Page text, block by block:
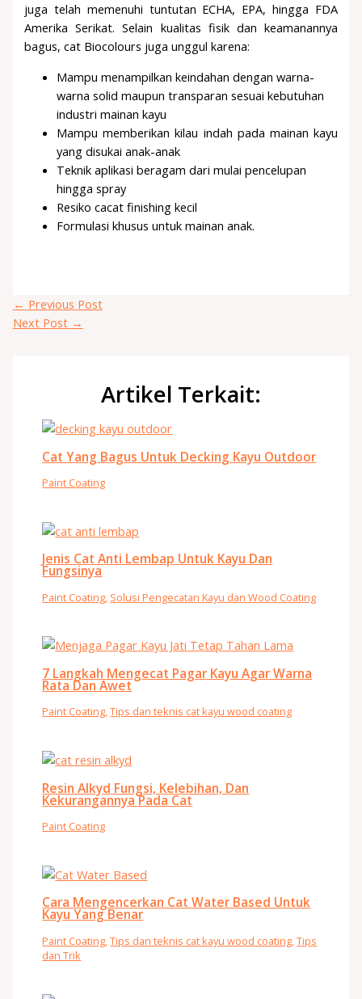
juga telah memenuhi tuntutan ECHA, EPA, hingga FDA
Amerika Serikat. Selain kualitas fisik dan keamanannya
bagus, cat Biocolours juga unggul karena:
Mampu menampilkan keindahan dengan warna-
warna solid maupun transparan sesuai kebutuhan
industri mainan kayu
Mampu memberikan kilau indah pada mainan kayu
yang disukai anak-anak
Teknik aplikasi beragam dari mulai pencelupan
hingga spray
Resiko cacat finishing kecil
Formulasi khusus untuk mainan anak.
← Previous Post
Next Post →
Artikel Terkait:
Cat Yang Bagus Untuk Decking Kayu Outdoor
Paint Coating
Jenis Cat Anti Lembap Untuk Kayu Dan
Fungsinya
Paint Coating, Solusi Pengecatan Kayu dan Wood Coating
7 Langkah Mengecat Pagar Kayu Agar Warna
Rata Dan Awet
Paint Coating,Tips dan teknis cat kayu wood coating
Resin Alkyd Fungsi, Kelebihan, Dan
Kekurangannya Pada Cat
Paint Coating
Cara Mengencerkan Cat Water Based Untuk
Kayu Yang Benar
Paint Coating,Tips dan teknis cat kayu wood coating,Tips
dan Trik